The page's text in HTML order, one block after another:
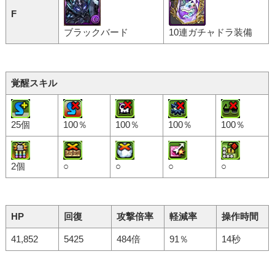
F
ブラックバード
10連ガチャドラ装備
覚醒スキル
25個 100％ 100％ 100％ 100％
2個 ○ ○ ○ ○
HP 回復 攻撃倍率 軽減率 操作時間
41,852 5425 484倍 91％ 14秒